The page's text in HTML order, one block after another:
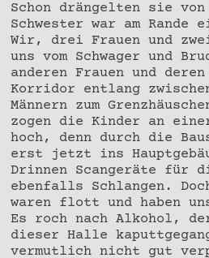
Schon drängelten sie
Schwester war am Rande
Wir, drei Frauen und
uns vom Schwager und
anderen Frauen und
Korridor entlang
Männern zum
zogen die Kinder an
hoch, denn durch die
erst jetzt ins
Drinnen Scangeräte für
ebenfalls Schlangen.
waren flott und haben
Es roch nach Alkohol,
dieser Halle
vermutlich nicht gut